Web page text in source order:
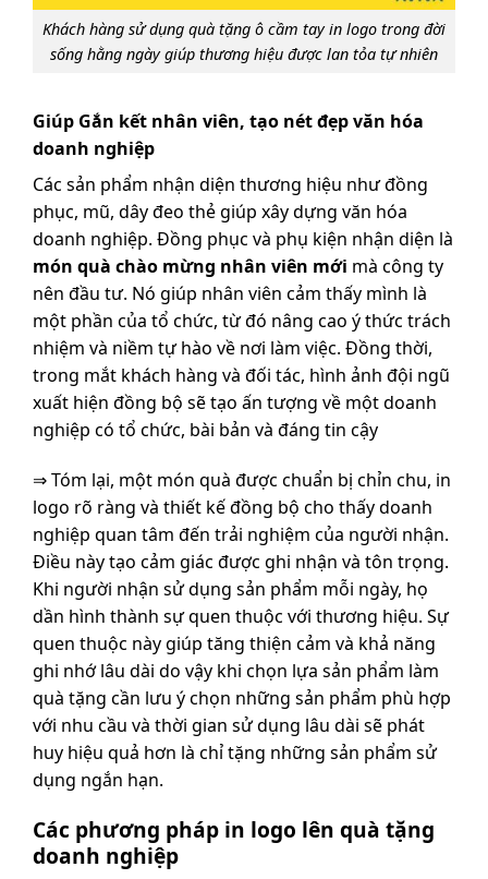
Khách hàng sử dụng quà tặng ô cầm tay in logo trong đời
sống hằng ngày giúp thương hiệu được lan tỏa tự nhiên
Giúp Gắn kết nhân viên, tạo nét đẹp văn hóa
doanh nghiệp
Các sản phẩm nhận diện thương hiệu như đồng
phục, mũ, dây đeo thẻ giúp xây dựng văn hóa
doanh nghiệp. Đồng phục và phụ kiện nhận diện là
món quà chào mừng nhân viên mới mà công ty
nên đầu tư. Nó giúp nhân viên cảm thấy mình là
một phần của tổ chức, từ đó nâng cao ý thức trách
nhiệm và niềm tự hào về nơi làm việc. Đồng thời,
trong mắt khách hàng và đối tác, hình ảnh đội ngũ
xuất hiện đồng bộ sẽ tạo ấn tượng về một doanh
nghiệp có tổ chức, bài bản và đáng tin cậy
⇒ Tóm lại, một món quà được chuẩn bị chỉn chu, in
logo rõ ràng và thiết kế đồng bộ cho thấy doanh
nghiệp quan tâm đến trải nghiệm của người nhận.
Điều này tạo cảm giác được ghi nhận và tôn trọng.
Khi người nhận sử dụng sản phẩm mỗi ngày, họ
dần hình thành sự quen thuộc với thương hiệu. Sự
quen thuộc này giúp tăng thiện cảm và khả năng
ghi nhớ lâu dài do vậy khi chọn lựa sản phẩm làm
quà tặng cần lưu ý chọn những sản phẩm phù hợp
với nhu cầu và thời gian sử dụng lâu dài sẽ phát
huy hiệu quả hơn là chỉ tặng những sản phẩm sử
dụng ngắn hạn.
Các phương pháp in logo lên quà tặng
doanh nghiệp